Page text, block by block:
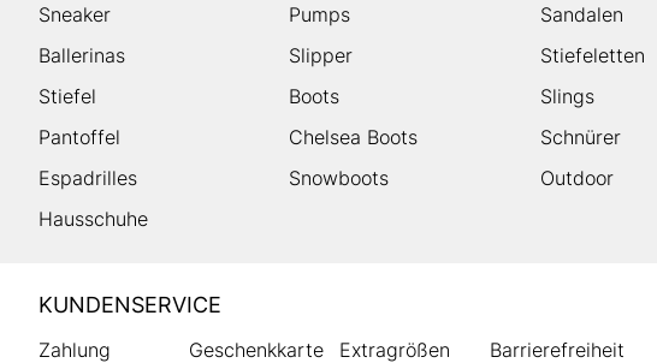
Sneaker Pumps
Sandalen
Ballerinas
Slipper
Stiefeletten
Stiefel
Boots
Slings
Pantoffel
Chelsea Boots
Schnürer
Espadrilles
Snowboots
Outdoor
Hausschuhe
HUMANIC
Footer
KUNDENSERVICE
Zahlung
Geschenkkarte
Extragrößen
Barrierefreiheit